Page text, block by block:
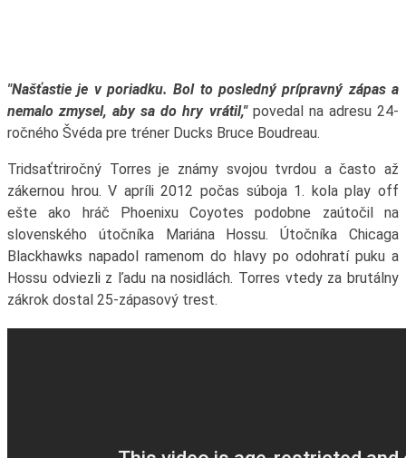
"Našťastie je v poriadku. Bol to posledný prípravný zápas a
nemalo zmysel, aby sa do hry vrátil,"povedal na adresu 24-
ročného Švéda pre tréner Ducks Bruce Boudreau.
Tridsaťtriročný Torres je známy svojou tvrdou a často až
zákernou hrou. V apríli 2012 počas súboja 1. kola play off
ešte ako hráč Phoenixu Coyotes podobne zaútočil na
slovenského útočníka Mariána Hossu. Útočníka Chicaga
Blackhawks napadol ramenom do hlavy po odohratí puku a
Hossu odviezli z ľadu na nosidlách. Torres vtedy za brutálny
zákrok dostal 25-zápasový trest.